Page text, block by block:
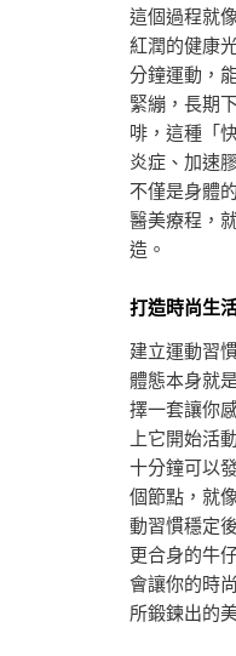
這個過程就
紅潤的健康
分鐘運動，
緊繃，長期
啡，這種「
炎症、加速
不僅是身體
醫美療程，
造。
打造時尚生
建立運動習
體態本身就
擇一套讓你
上它開始活
十分鐘可以
個節點，就
動習慣穩定
更合身的牛
會讓你的時
所鍛鍊出的